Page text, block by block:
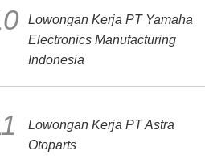
Lowongan Kerja PT Yamaha
Electronics Manufacturing
Indonesia
Lowongan Kerja PT Astra
Otoparts